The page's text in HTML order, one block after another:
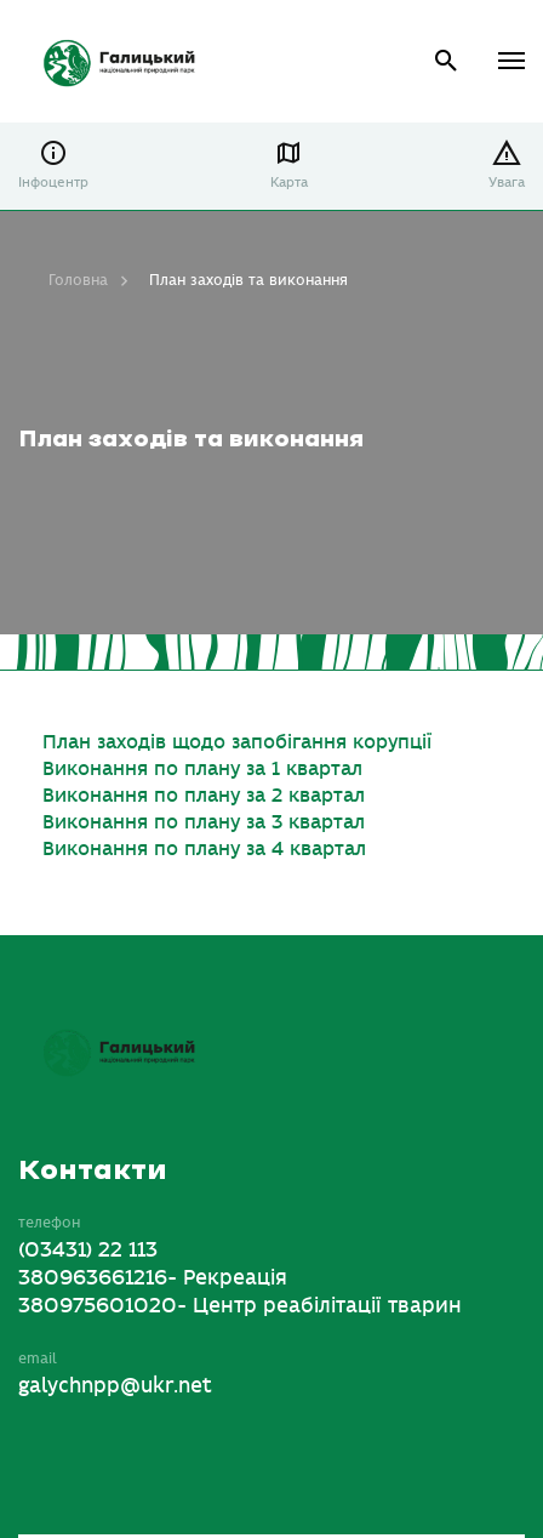
Інфоцентр Карта Увага
План заходів та виконання
Головна План заходів та виконання
План заходів щодо запобігання корупції
Виконання по плану за 1 квартал
Виконання по плану за 2 квартал
Виконання по плану за 3 квартал
Виконання по плану за 4 квартал
Контакти
телефон
(03431) 22 113
380963661216- Рекреація
380975601020- Центр реабілітації тварин
email
galychnpp@ukr.net